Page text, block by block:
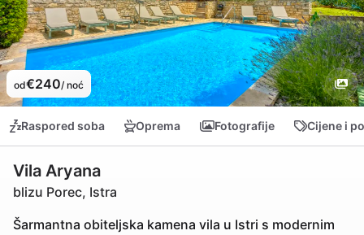
od€240/ noć
Raspored soba Oprema Fotografije Cijene i
Vila Aryana
blizu Porec, Istra
Šarmantna obiteljska kamena vila u Istri s modernim